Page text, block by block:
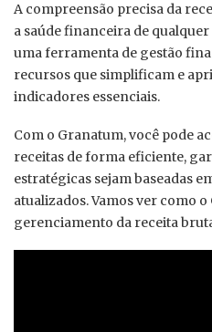
A compreensão precisa da
a saúde financeira de
uma ferramenta de gestão
recursos que simplificam e
indicadores essenciais.
Com o Granatum, você pode
receitas de forma eficiente,
estratégicas sejam baseadas
atualizados. Vamos ver como
gerenciamento da receita